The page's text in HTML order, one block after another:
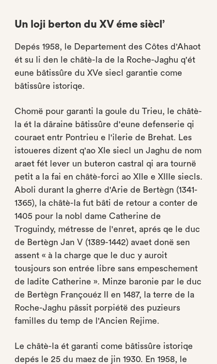
Un loji berton du XV éme siècl’
Depés 1958, le Departement des Côtes d'Ahaot
ét su li den le châtè-la de la Roche-Jaghu q'ét
eune bâtissûre du XVe siecl garantie come
bâtissûre istoriqe.
Chomë pour garanti la goule du Trieu, le châtè-
la ét la dâraine bâtissûre d'eune defenserie qi
couraet entr Pontrieu e l'ilerie de Brehat. Les
istoueres dizent q'ao XIe siecl un Jaghu de nom
araet fét lever un buteron castral qi ara tournë
petit a la fai en châtè-forci ao XIIe e XIIIe siecls.
Aboli durant la gherre d'Arie de Bertègn (1341-
1365), la châtè-la fut bâti de retour a conter de
1405 pour la nobl dame Catherine de
Troguindy, métresse de l'enret, aprés qe le duc
de Bertègn Jan V (1389-1442) avaet donë sen
assent « à la charge que le duc y auroit
tousjours son entrée libre sans empeschement
de ladite Catherine ». Minze baronie par le duc
de Bertègn Françouéz II en 1487, la terre de la
Roche-Jaghu pâssit porpiétë des puzieurs
familles du temp de l'Ancien Rejime.
Le châtè-la ét garanti come bâtissûre istoriqe
depés le 25 du maez de jin 1930. En 1958, le